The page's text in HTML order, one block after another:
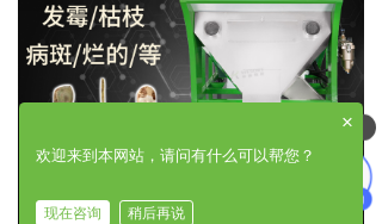
可以介绍下你们的产品么
×
欢迎来到本网站，请问有什么可以帮您？
现在咨询 稍后再说